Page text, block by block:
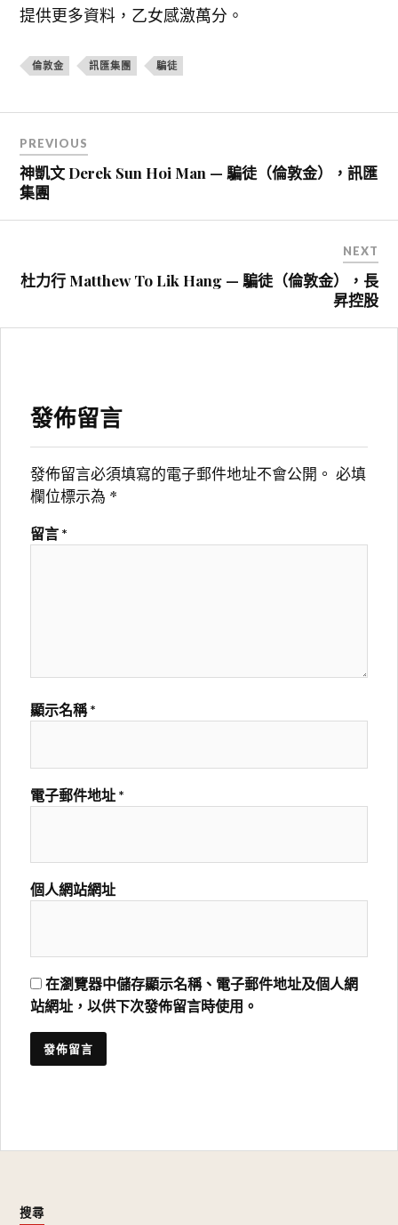
提供更多資料，乙女感激萬分。
倫敦金 訊匯集團 騙徒
章
導
覽
PREVIOUS
神凱文 Derek Sun Hoi Man — 騙徒（倫敦金），訊匯
集團
NEXT
杜力行 Matthew To Lik Hang — 騙徒（倫敦金），長
昇控股
發佈留言
發佈留言必須填寫的電子郵件地址不會公開。 必填
欄位標示為 *
留言 *
顯示名稱*
電子郵件地址 *
個人網站網址
在瀏覽器中儲存顯示名稱、電子郵件地址及個人網
站網址，以供下次發佈留言時使用。
搜尋